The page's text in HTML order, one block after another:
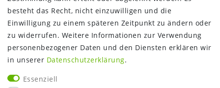
Google Maps
Kundenbewertungen
Kontakt
Mein Konto
besteht das Recht, nicht einzuwilligen und die
Einwilligung zu einem späteren Zeitpunkt zu ändern oder
zu widerrufen. Weitere Informationen zur Verwendung
personenbezogener Daten und den Diensten erklären wir
in unserer Daten­schutz­erklärung.
Essenziell